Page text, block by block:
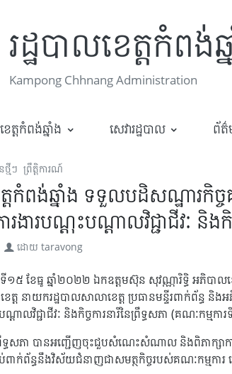
រដ្ឋបាលខេត្តកំពង់ឆ្
Kampong Chhnang Administration
ត្តកំពង់ឆ្នាំង សេវារដ្ឋបាល ព័ត៌
មីៗ ព្រឹត្តិការណ៍
ត្តកំពង់ឆ្នាំង ទទួលបដិសណ្ឋារ
ងារបណ្តុះបណ្តាលវិជ្ជាជីវៈ និងកិ
ដោយ taravong
ទី១៥ ខែធ្នូ ឆ្នាំ២០២២ ឯកឧត្តមស៊ុន សុវណ្ណារិទ្ធិ អភិ
ខេត្ត នាយករដ្ឋបាលសាលាខេត្ត ប្រធានមន្ទីរពាក់
ណ្តាលវិជ្ជាជីវៈ និងកិច្ចការនារីនៃព្រឹទ្ធសភា (គណៈក
ទ្ធសភា បានអញ្ជើញចុះជួបសំណេះសំណាល និងពិភាក្សាក
ប់ពាក់ព័ន្ធនឹងវិស័យជំនាញជាសមត្ថកិច្ចរបស់គណៈកម្មការ